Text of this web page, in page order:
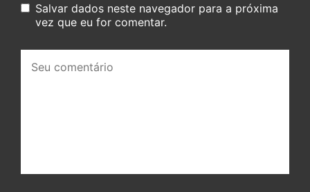
Salvar dados neste navegador para a próxima
vez que eu for comentar.
comentário: